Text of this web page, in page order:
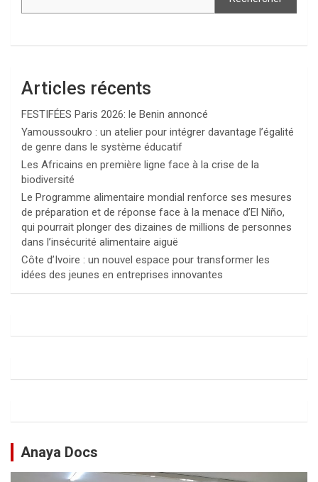
Articles récents
FESTIFÉES Paris 2026: le Benin annoncé
Yamoussoukro : un atelier pour intégrer davantage l’égalité
de genre dans le système éducatif
Les Africains en première ligne face à la crise de la
biodiversité
Le Programme alimentaire mondial renforce ses mesures
de préparation et de réponse face à la menace d’El Niño,
qui pourrait plonger des dizaines de millions de personnes
dans l’insécurité alimentaire aiguë
Côte d’Ivoire : un nouvel espace pour transformer les
idées des jeunes en entreprises innovantes
Anaya Docs